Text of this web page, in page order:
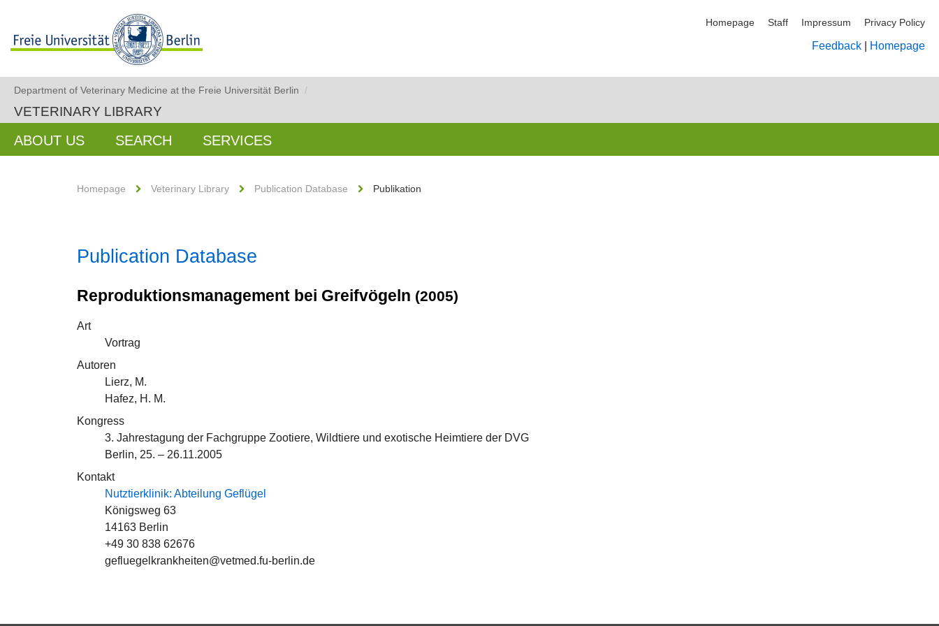
Homepage Staff Impressum Privacy Policy
Feedback Homepage
Department of Veterinary Medicine at the Freie Universität Berlin /
VETERINARY LIBRARY
ABOUT US SEARCH SERVICES
Homepage Veterinary Library Publication Database Publikation
Publication Database
Reproduktionsmanagement bei Greifvögeln (2005)
Art
Vortrag
Autoren
Lierz, M.
Hafez, H. M.
Kongress
3. Jahrestagung der Fachgruppe Zootiere, Wildtiere und exotische Heimtiere der DVG
Berlin, 25. – 26.11.2005
Kontakt
Nutztierklinik: Abteilung Geflügel
Königsweg 63
14163 Berlin
+49 30 838 62676
gefluegelkrankheiten@vetmed.fu-berlin.de